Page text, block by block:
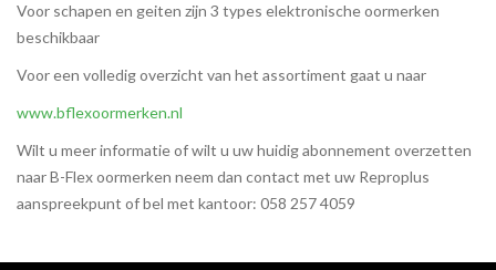
Voor schapen en geiten zijn 3 types elektronische oormerken
beschikbaar
Voor een volledig overzicht van het assortiment gaat u naar
www.bflexoormerken.nl
Wilt u meer informatie of wilt u uw huidig abonnement overzetten
naar B-Flex oormerken neem dan contact met uw Reproplus
aanspreekpunt of bel met kantoor: 058 257 4059